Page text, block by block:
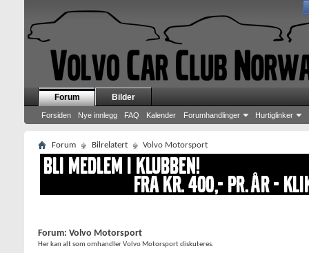
Forum
Forsiden Nye innlegg FAQ Kalender Forumhandlinger Hurtiglinker
Bilder
Forum Bilrelatert Volvo Motorsport
Forum: Volvo Motorsport
Her kan alt som omhandler Volvo Motorsport diskuteres.